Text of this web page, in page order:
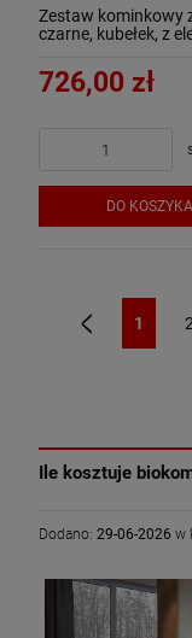
Ile kosztuje
Dodano: 29-06-2026 w
Zestaw kominkowy
czarne, kubełek, z
2-CZ
726,00 zł
DO KOSZYKA
1 2